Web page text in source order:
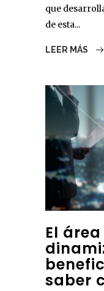
que
de esta...
LEER MÁS
El
saber